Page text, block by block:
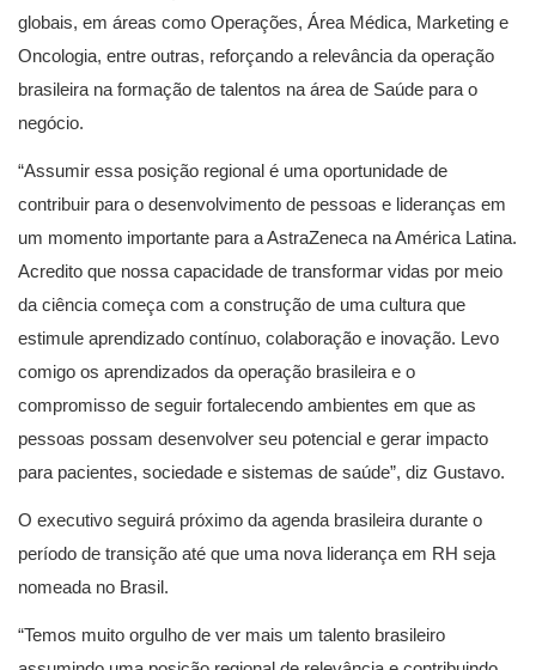
globais, em áreas como Operações, Área Médica, Marketing e
Oncologia, entre outras, reforçando a relevância da operação
brasileira na formação de talentos na área de Saúde para o
negócio.
“Assumir essa posição regional é uma oportunidade de
contribuir para o desenvolvimento de pessoas e lideranças em
um momento importante para a AstraZeneca na América Latina.
Acredito que nossa capacidade de transformar vidas por meio
da ciência começa com a construção de uma cultura que
estimule aprendizado contínuo, colaboração e inovação. Levo
comigo os aprendizados da operação brasileira e o
compromisso de seguir fortalecendo ambientes em que as
pessoas possam desenvolver seu potencial e gerar impacto
para pacientes, sociedade e sistemas de saúde”, diz Gustavo.
O executivo seguirá próximo da agenda brasileira durante o
período de transição até que uma nova liderança em RH seja
nomeada no Brasil.
“Temos muito orgulho de ver mais um talento brasileiro